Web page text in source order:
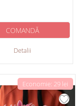
Detalii
COMANDĂ
Economie: 29 lei